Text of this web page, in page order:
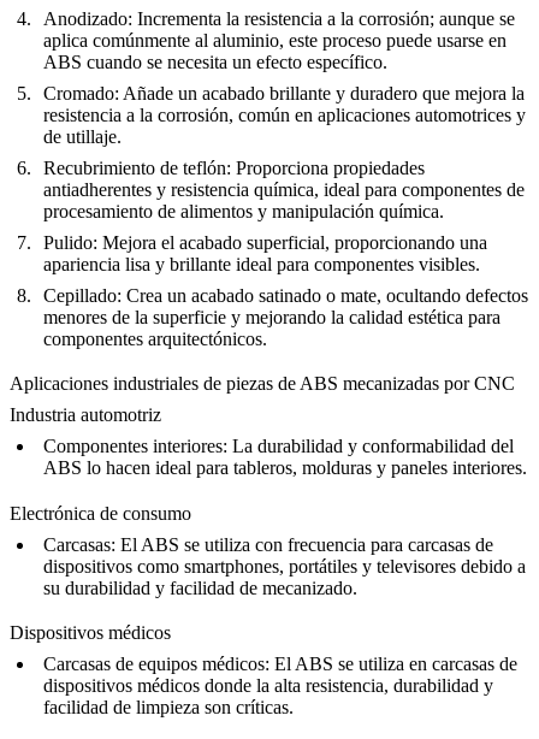
Anodizado: Incrementa la resistencia a la corrosión; aunque se
aplica comúnmente al aluminio, este proceso puede usarse en
ABS cuando se necesita un efecto específico.
Cromado: Añade un acabado brillante y duradero que mejora la
resistencia a la corrosión, común en aplicaciones automotrices y
de utillaje.
Recubrimiento de teflón: Proporciona propiedades
antiadherentes y resistencia química, ideal para componentes de
procesamiento de alimentos y manipulación química.
Pulido: Mejora el acabado superficial, proporcionando una
apariencia lisa y brillante ideal para componentes visibles.
Cepillado: Crea un acabado satinado o mate, ocultando defectos
menores de la superficie y mejorando la calidad estética para
componentes arquitectónicos.
Aplicaciones industriales de piezas de ABS mecanizadas por CNC
Industria automotriz
Componentes interiores: La durabilidad y conformabilidad del
ABS lo hacen ideal para tableros, molduras y paneles interiores.
Electrónica de consumo
Carcasas: El ABS se utiliza con frecuencia para carcasas de
dispositivos como smartphones, portátiles y televisores debido a
su durabilidad y facilidad de mecanizado.
Dispositivos médicos
Carcasas de equipos médicos: El ABS se utiliza en carcasas de
dispositivos médicos donde la alta resistencia, durabilidad y
facilidad de limpieza son críticas.